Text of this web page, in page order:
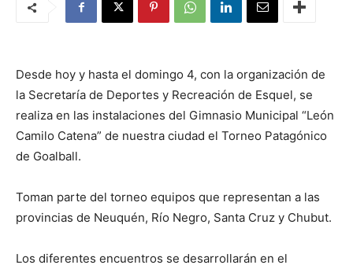
Desde hoy y hasta el domingo 4, con la organización de
la Secretaría de Deportes y Recreación de Esquel, se
realiza en las instalaciones del Gimnasio Municipal “León
Camilo Catena” de nuestra ciudad el Torneo Patagónico
de Goalball.
Toman parte del torneo equipos que representan a las
provincias de Neuquén, Río Negro, Santa Cruz y Chubut.
Los diferentes encuentros se desarrollarán en el